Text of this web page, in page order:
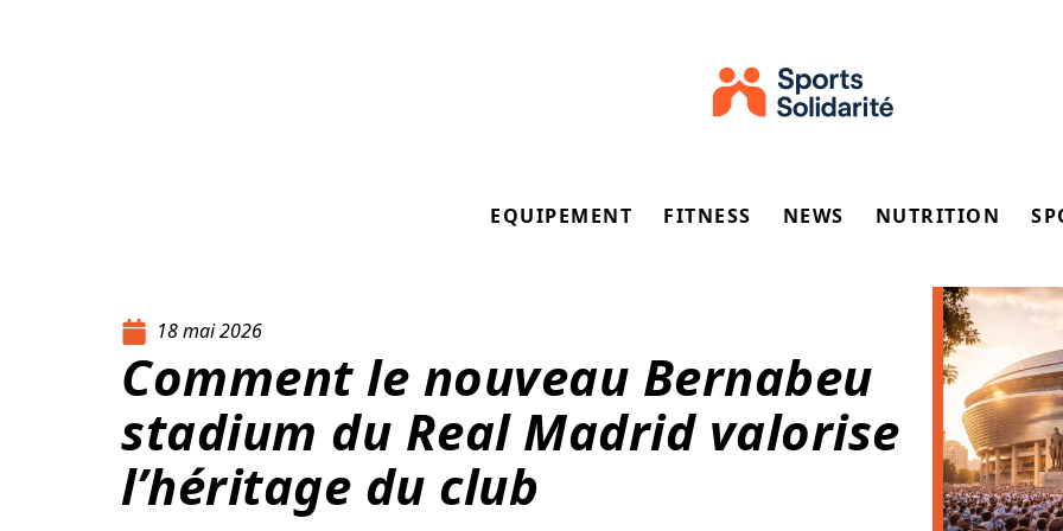
EQUIPEMENT FITNESS NEWS NUTRITION
18 mai 2026
Comment le nouveau Bernabeu
stadium du Real Madrid valorise
l’héritage du club